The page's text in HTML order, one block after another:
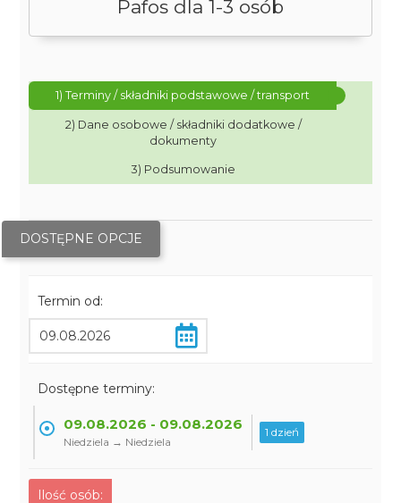
Pafos dla 1-3 osób
1) Terminy / składniki podstawowe / transport
2) Dane osobowe / składniki dodatkowe /
dokumenty
3) Podsumowanie
DOSTĘPNE OPCJE
Termin od:
Dostępne terminy:
09.08.2026 - 09.08.2026
Niedziela → Niedziela
1 dzień
Ilość osób: